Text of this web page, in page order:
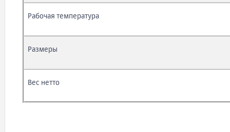
Рабочая температура
Размеры
Вес нетто